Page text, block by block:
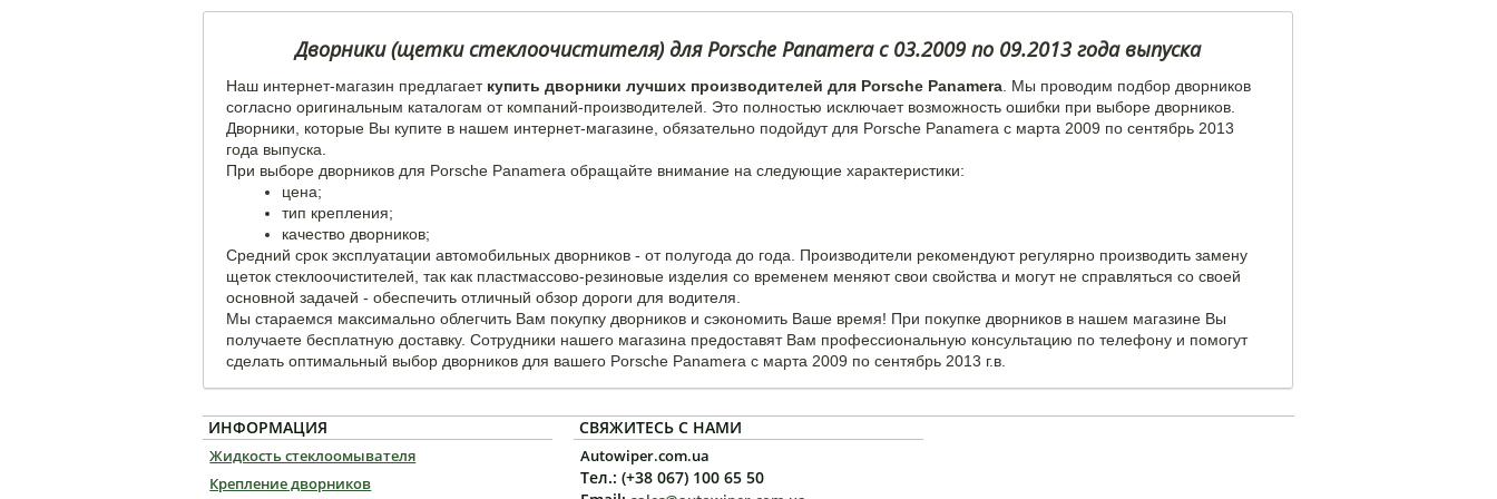
Дворники (щетки стеклоочистителя) для Porsche Panamera с 03.2009 по 09.2013 года выпуска
Наш интернет-магазин предлагаеткупить дворники лучших производителей для Porsche Panamera . Мы проводим подбор дворников
согласно оригинальным каталогам от компаний-производителей. Это полностью исключает возможность ошибки при выборе дворников.
Дворники, которые Вы купите в нашем интернет-магазине, обязательно подойдут для Porsche Panamera с марта 2009 по сентябрь 2013
года выпуска.
При выборе дворников для Porsche Panamera обращайте внимание на следующие характеристики:
цена;
тип крепления;
качество дворников;
Средний срок эксплуатации автомобильных дворников - от полугода до года. Производители рекомендуют регулярно производить замену
щеток стеклоочистителей, так как пластмассово-резиновые изделия со временем меняют свои свойства и могут не справляться со своей
основной задачей - обеспечить отличный обзор дороги для водителя.
Мы стараемся максимально облегчить Вам покупку дворников и сэкономить Ваше время! При покупке дворников в нашем магазине Вы
получаете бесплатную доставку. Сотрудники нашего магазина предоставят Вам профессиональную консультацию по телефону и помогут
сделать оптимальный выбор дворников для вашего Porsche Panamera с марта 2009 по сентябрь 2013 г.в.
ИНФОРМАЦИЯ
Жидкость стеклоомывателя
Крепление дворников
СВЯЖИТЕСЬ С НАМИ
Autowiper.com.ua
Тел.: (+38 067) 100 65 50